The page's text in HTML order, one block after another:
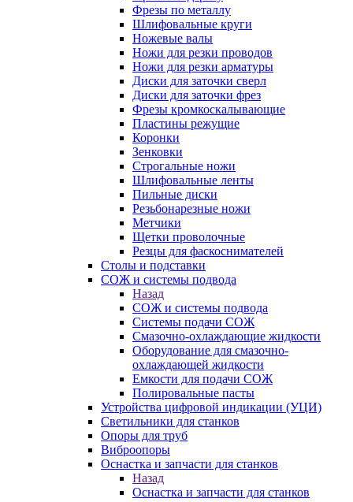
Фрезы по металлу
Шлифовальные круги
Ножевые валы
Ножи для резки проводов
Ножи для резки арматуры
Диски для заточки сверл
Диски для заточки фрез
Фрезы кромкоскалывающие
Пластины режущие
Коронки
Зенковки
Строгальные ножи
Шлифовальные ленты
Пильные диски
Резьбонарезные ножи
Метчики
Щетки проволочные
Резцы для фаскоснимателей
Столы и подставки
СОЖ и системы подвода
Назад
СОЖ и системы подвода
Системы подачи СОЖ
Смазочно-охлаждающие жидкости
Оборудование для смазочно-
охлаждающей жидкости
Емкости для подачи СОЖ
Полировальные пасты
Устройства цифровой индикации (УЦИ)
Светильники для станков
Опоры для труб
Виброопоры
Оснастка и запчасти для станков
Назад
Оснастка и запчасти для станков